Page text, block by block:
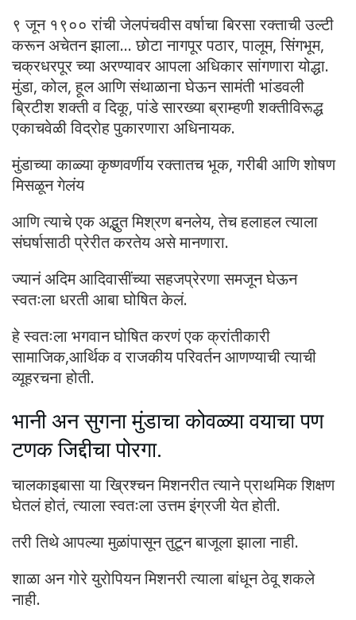
९ जून १९०० रांची जेलपंचवीस वर्षाचा बिरसा रक्ताची उल्टी
करून अचेतन झाला… छोटा नागपूर पठार, पालूम, सिंगभूम,
चक्रधरपूर च्या अरण्यावर आपला अधिकार सांगणारा योद्धा.
मुंडा, कोल, हूल आणि संथाळाना घेऊन सामंती भांडवली
ब्रिटीश शक्ती व दिकू, पांडे सारख्या ब्राम्हणी शक्तीविरूद्ध
एकाचवेळी विद्रोह पुकारणारा अधिनायक.
मुंडाच्या काळ्या कृष्णवर्णीय रक्तातच भूक, गरीबी आणि शोषण
मिसळून गेलंय
आणि त्याचे एक अद्भुत मिश्रण बनलेय, तेच हलाहल त्याला
संघर्षासाठी प्रेरीत करतेय असे मानणारा.
ज्यानं अदिम आदिवासींच्या सहजप्रेरणा समजून घेऊन
स्वतःला धरती आबा घोषित केलं.
हे स्वतःला भगवान घोषित करणं एक क्रांतीकारी
सामाजिक,आर्थिक व राजकीय परिवर्तन आणण्याची त्याची
व्यूहरचना होती.
भानी अन सुगना मुंडाचा कोवळ्या वयाचा पण
टणक जिद्दीचा पोरगा.
चालकाइबासा या ख्रिश्चन मिशनरीत त्याने प्राथमिक शिक्षण
घेतलं होतं, त्याला स्वतःला उत्तम इंग्रजी येत होती.
तरी तिथे आपल्या मुळांपासून तुटून बाजूला झाला नाही.
शाळा अन गोरे युरोपियन मिशनरी त्याला बांधून ठेवू शकले
नाही.